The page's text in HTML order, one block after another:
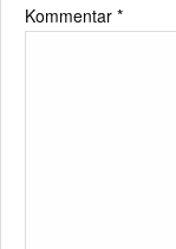
Kommentar *